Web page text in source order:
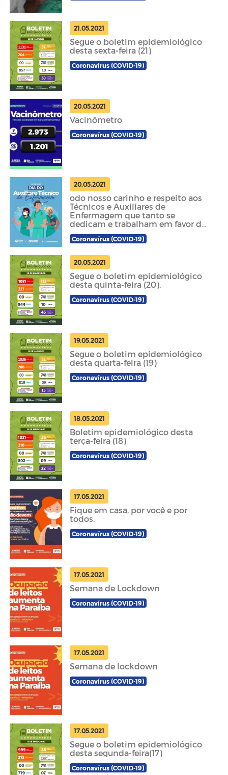
21.05.2021
Segue o boletim epidemiológico
desta sexta-feira (21)
Coronavírus (COVID-19)
20.05.2021
Vacinômetro
Coronavírus (COVID-19)
20.05.2021
odo nosso carinho e respeito aos
Técnicos e Auxiliares de
Enfermagem que tanto se
dedicam e trabalham em favor do
outro.
Coronavírus (COVID-19)
20.05.2021
Segue o boletim epidemiológico
desta quinta-feira (20).⠀
Coronavírus (COVID-19)
19.05.2021
Segue o boletim epidemiológico
desta quarta-feira (19)
Coronavírus (COVID-19)
18.05.2021
Boletim epidemiológico desta
terça-feira (18)
Coronavírus (COVID-19)
17.05.2021
Fique em casa, por você e por
todos.
Coronavírus (COVID-19)
17.05.2021
Semana de Lockdown
Coronavírus (COVID-19)
17.05.2021
Semana de lockdown
Coronavírus (COVID-19)
17.05.2021
Segue o boletim epidemiológico
desta segunda-feira(17)
Coronavírus (COVID-19)